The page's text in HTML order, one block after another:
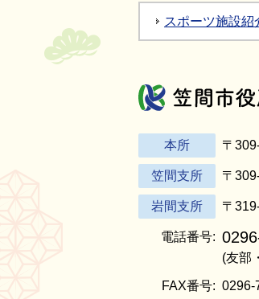
スポーツ施設紹
本所 〒
笠間支所 〒
岩間支所 〒
電話番号:
(友部
FAX番号: 0296-